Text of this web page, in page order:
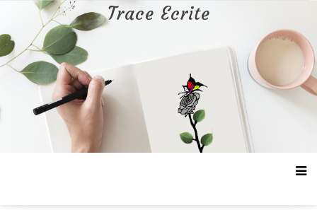
contenu
Trace Ecrite